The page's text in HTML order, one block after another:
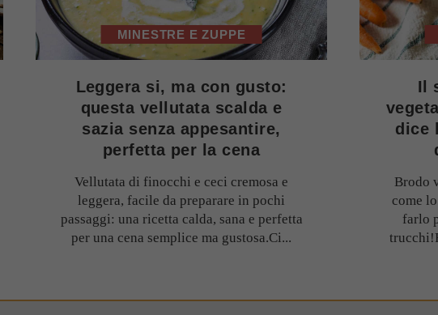
MINESTRE E ZUPPE
Leggera si, ma con gusto:
questa vellutata scalda e
sazia senza appesantire,
perfetta per la cena
Vellutata di finocchi e ceci cremosa e
leggera, facile da preparare in pochi
passaggi: una ricetta calda, sana e perfetta
per una cena semplice ma gustosa.Ci...
Il
dice
Brodo
come
farlo